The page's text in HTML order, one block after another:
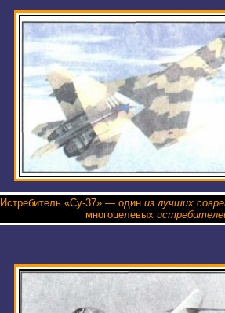
Истребитель «Су-37» — один из лучших
многоцелевых